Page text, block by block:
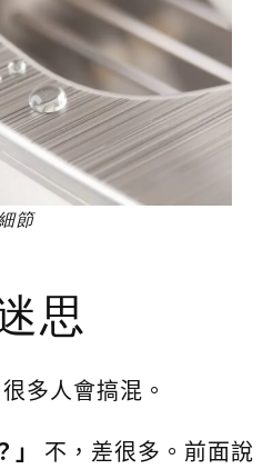
節
思
多人會搞混。
不，差很多。前面說